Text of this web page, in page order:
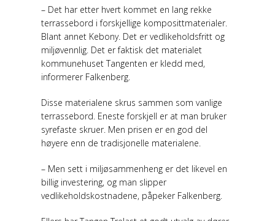
– Det har etter hvert kommet en lang rekke
terrassebord i forskjellige komposittmaterialer.
Blant annet Kebony. Det er vedlikeholdsfritt og
miljøvennlig. Det er faktisk det materialet
kommunehuset Tangenten er kledd med,
informerer Falkenberg.
Disse materialene skrus sammen som vanlige
terrassebord. Eneste forskjell er at man bruker
syrefaste skruer. Men prisen er en god del
høyere enn de tradisjonelle materialene.
– Men sett i miljøsammenheng er det likevel en
billig investering, og man slipper
vedlikeholdskostnadene, påpeker Falkenberg.